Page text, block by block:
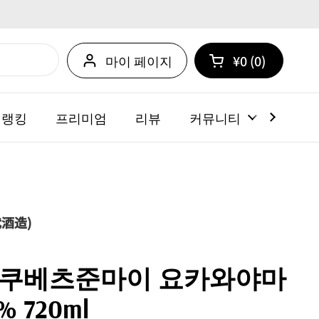
마이 페이지 카트 열기
쇼핑 카트 총계:
¥0 0
카트 내에 제품
킹 프리미엄 리뷰 커뮤니티
造)
베츠준마이 요카와야마
720ml